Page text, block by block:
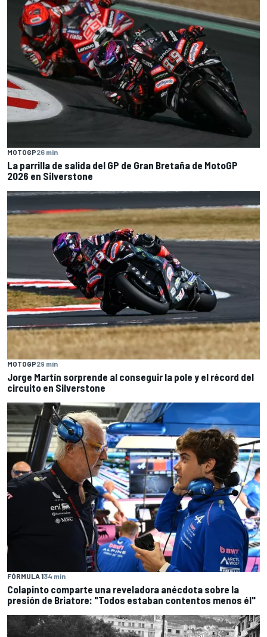
MOTOGP26 min
La parrilla de salida del GP de Gran Bretaña de MotoGP
2026 en Silverstone
MOTOGP29 min
Jorge Martín sorprende al conseguir la pole y el récord del
circuito en Silverstone
FÓRMULA 134 min
Colapinto comparte una reveladora anécdota sobre la
presión de Briatore: "Todos estaban contentos menos él"